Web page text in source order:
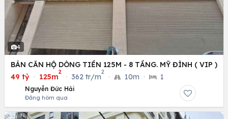
4
BÁN CĂN HỘ DÒNG TIỀN 125M - 8 TẦNG. MỸ ĐÌNH ( VIP )
49 tỷ · 125m
2
· 362 tr/m
2
· 10m · 1
Nguyễn Đức Hải
Đăng hôm qua